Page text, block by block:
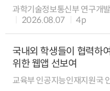
과학기술정보통신부 연구개
2026.08.07
4p
국내외 학생들이 협력하
위한 웹앱 선보여
교육부 인공지능인재지원국